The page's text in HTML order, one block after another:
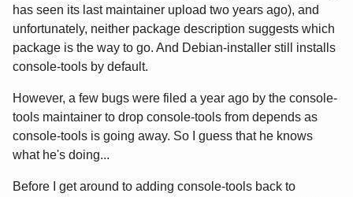
has seen its last maintainer upload two years ago), and
unfortunately, neither package description suggests which
package is the way to go. And Debian-installer still installs
console-tools by default.
However, a few bugs were filed a year ago by the console-
tools maintainer to drop console-tools from depends as
console-tools is going away. So I guess that he knows
what he's doing...
Before I get around to adding console-tools back to